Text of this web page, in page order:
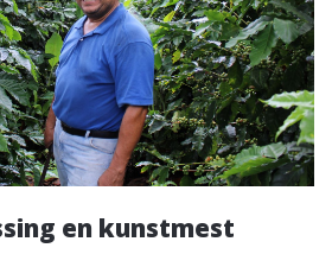
en kunstmest